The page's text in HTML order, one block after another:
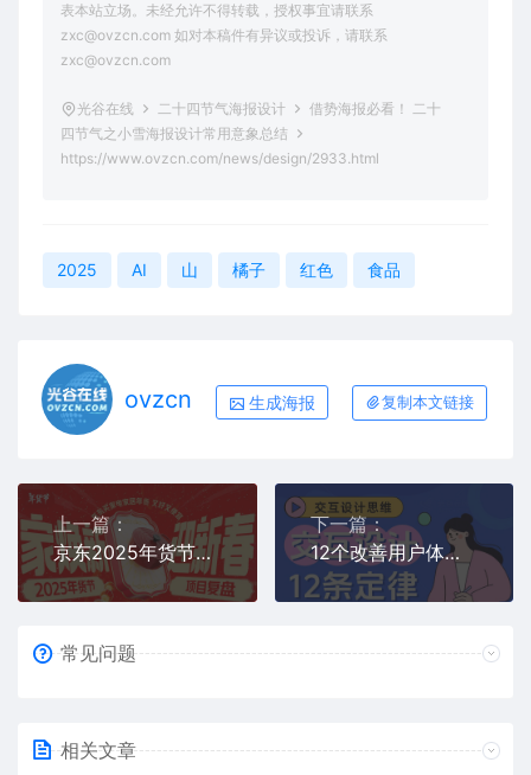
表本站立场。未经允许不得转载，授权事宜请联系
zxc@ovzcn.com 如对本稿件有异议或投诉，请联系
zxc@ovzcn.com
光谷在线 二十四节气海报设计
借势海报必看！ 二十
四节气之小雪海报设计常用意象总结
https://www.ovzcn.com/news/design/2933.html
2025 AI 山 橘子 红色 食品
ovzcn 生成海报 复制本文链接
上一篇：
京东2025年货节设计项目复盘：家电家居篇
下一篇：
12个改善用户体验的交互设计法则
常见问题
相关文章